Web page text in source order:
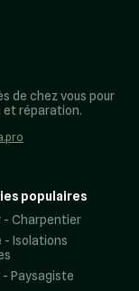
de chez vous pour
et réparation.
populaires
- Charpentier
- Isolations
Paysagiste